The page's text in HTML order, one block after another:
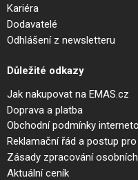
Kariéra
Dodavatelé
Odhlášení z newsletteru
Důležité odkazy
Jak nakupovat na EMAS.cz
Doprava a platba
Obchodní podmínky
Reklamační řád a postup
Zásady zpracování osobních
Aktuální ceník